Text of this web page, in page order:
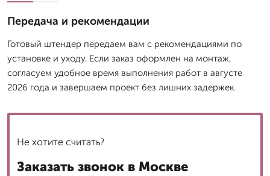
Передача и рекомендации
Готовый штендер передаем вам с рекомендациями по
установке и уходу. Если заказ оформлен на монтаж,
согласуем удобное время выполнения работ в августе
2026 года и завершаем проект без лишних задержек.
Не хотите считать?
Заказать звонок в Москве